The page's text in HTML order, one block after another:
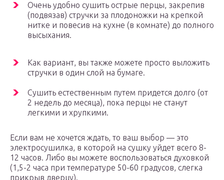
Очень удобно сушить острые перцы, закрепив
(подвязав) стручки за плодоножки на крепкой
нитке и повесив на кухне (в комнате) до полного
высыхания.
Как вариант, вы также можете просто выложить
стручки в один слой на бумаге.
Сушить естественным путем придется долго (от
2 недель до месяца), пока перцы не станут
легкими и хрупкими.
Если вам не хочется ждать, то ваш выбор — это
электросушилка, в которой на сушку уйдет всего 8-
12 часов. Либо вы можете воспользоваться духовкой
(1,5-2 часа при температуре 50-60 градусов, слегка
прикрыв дверцу).